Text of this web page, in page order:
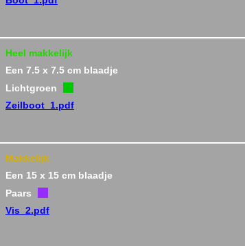
Heel makkelijk
Een 7.5 x 7.5 cm blaadje
Lichtgroen
Zeilboot_1.pdf
Makkelijk
Een 15 x 15 cm blaadje
Paars
Vis_2.pdf